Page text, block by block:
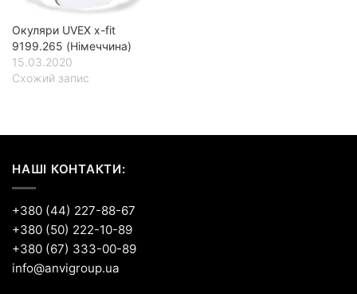
Окуляри UVEX x-fit
9199.265 (Німеччина)
15.03.2020
Схожий запис
НАШІ КОНТАКТИ:
+380 (44) 227-88-67
+380 (50) 222-10-89
+380 (67) 333-00-89
info@anvigroup.ua